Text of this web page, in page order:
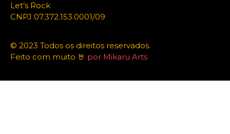
Let’s Rock
CNPJ 07.372.153.0001/09
© 2023 Todos os direitos reservados.
Feito com muito 🤘 por Mikaru Arts